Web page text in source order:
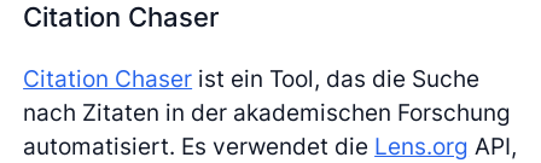
Citation Chaser
Citation Chaser ist ein Tool, das die Suche
nach Zitaten in der akademischen Forschung
automatisiert. Es verwendet die Lens.org API,